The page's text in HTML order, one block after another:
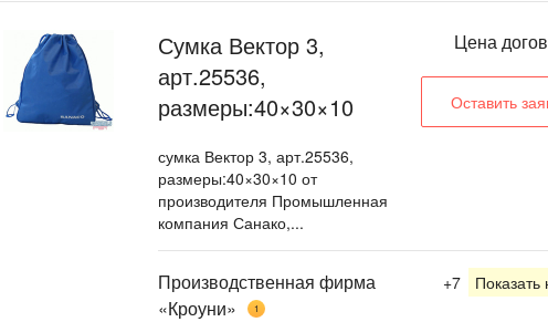
Сумка Вектор 3,
арт.25536,
размеры:40×30×10
сумка Вектор 3, арт.25536,
размеры:40×30×10 от
производителя Промышленная
компания Санако,...
Цена
Оставить
Производственная фирма
«Кроуни»
1
+7